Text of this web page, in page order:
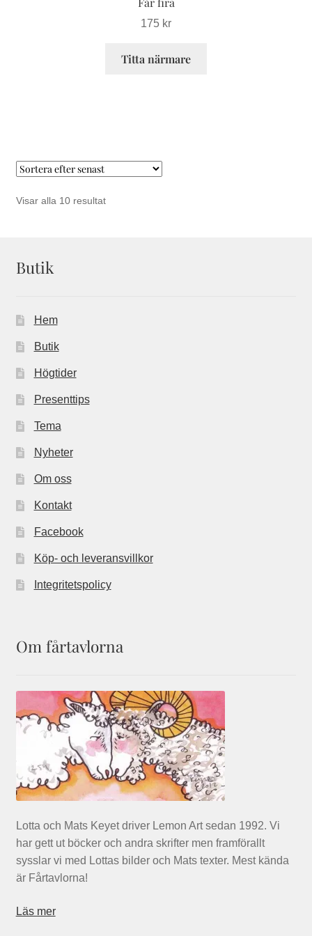
175 kr
Titta närmare
Visar alla 10 resultatSortera
Butik
Hem
Butik
Högtider
Presenttips
Tema
Nyheter
Om oss
Kontakt
Facebook
Köp- och leveransvillkor
Integritetspolicy
Om fårtavlorna
Lotta och Mats Keyet driver Lemon Art sedan 1992. Vi
har gett ut böcker och andra skrifter men framförallt
sysslar vi med Lottas bilder och Mats texter. Mest kända
är Fårtavlorna!
Läs mer